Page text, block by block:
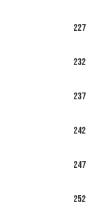
227
232
237
242
247
252